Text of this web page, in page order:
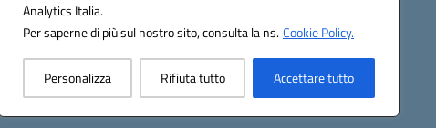
Analytics Italia.
Per saperne di più sul nostro sito, consulta la ns.Cookie Policy.
Personalizza Rifiuta tutto Accettare tutto